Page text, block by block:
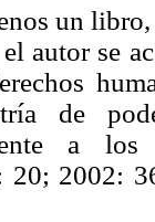
un
autor se
de
a
20; 2002: